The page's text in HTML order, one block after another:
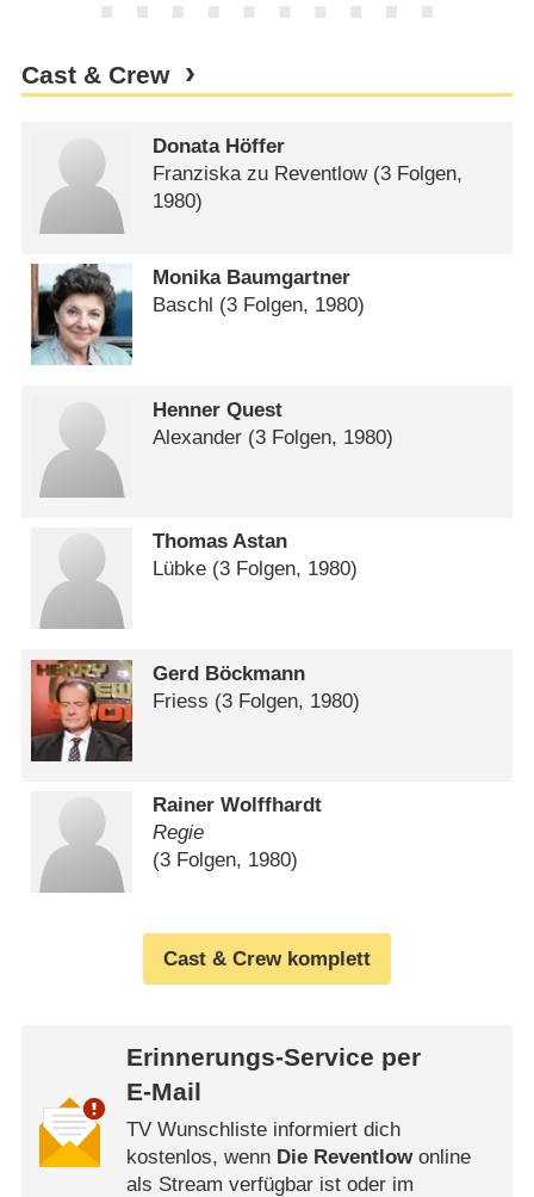
Cast & Crew
Donata Höffer
Franziska zu Reventlow(3 Folgen,
1980)
Monika Baumgartner
Baschl (3 Folgen, 1980)
Henner Quest
Alexander (3 Folgen, 1980)
Thomas Astan
Lübke (3 Folgen, 1980)
Gerd Böckmann
Friess (3 Folgen, 1980)
Rainer Wolffhardt
Regie
(3 Folgen, 1980)
Cast & Crew komplett
Erinnerungs-Service per
E-Mail
TV Wunschliste informiert dich
kostenlos, wenn Die Reventlowonline
als Stream verfügbar ist oder im